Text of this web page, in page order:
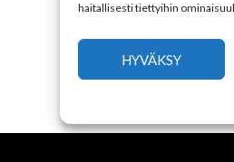
haitallisesti tiettyihin
HYVÄKSY